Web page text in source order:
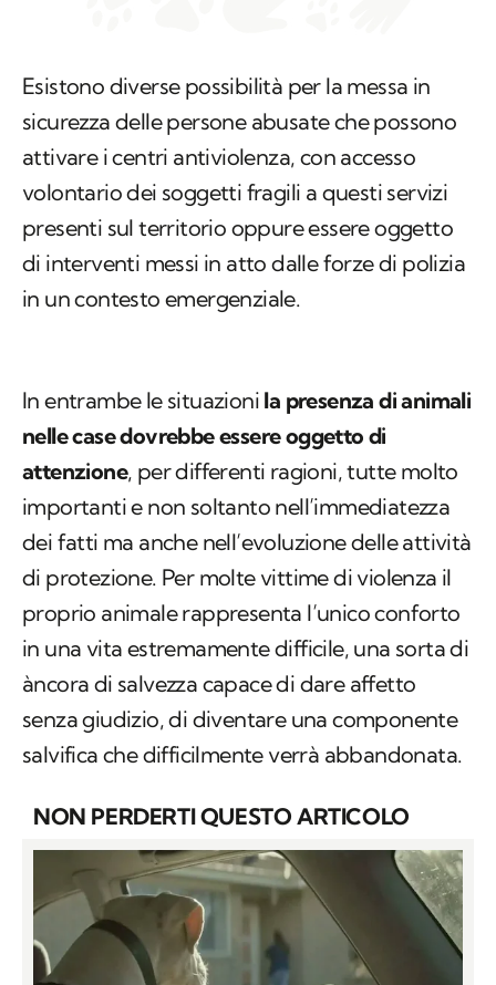
Esistono diverse possibilità per la messa in
sicurezza delle persone abusate che possono
attivare i centri antiviolenza, con accesso
volontario dei soggetti fragili a questi servizi
presenti sul territorio oppure essere oggetto
di interventi messi in atto dalle forze di polizia
in un contesto emergenziale.
In entrambe le situazioni la presenza di animali
nelle case dovrebbe essere oggetto di
attenzione, per differenti ragioni, tutte molto
importanti e non soltanto nell’immediatezza
dei fatti ma anche nell’evoluzione delle attività
di protezione. Per molte vittime di violenza il
proprio animale rappresenta l’unico conforto
in una vita estremamente difficile, una sorta di
àncora di salvezza capace di dare affetto
senza giudizio, di diventare una componente
salvifica che difficilmente verrà abbandonata.
NON PERDERTI QUESTO ARTICOLO